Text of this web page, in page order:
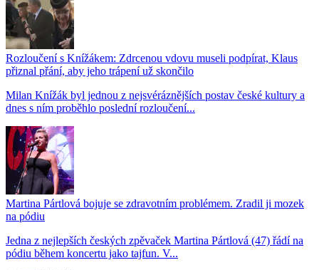
Rozloučení s Knížákem: Zdrcenou vdovu museli podpírat, Klaus
přiznal přání, aby jeho trápení už skončilo
Milan Knížák byl jednou z nejsvéráznějších postav české kultury a
dnes s ním proběhlo poslední rozloučení...
Martina Pártlová bojuje se zdravotním problémem. Zradil ji mozek
na pódiu
Jedna z nejlepších českých zpěvaček Martina Pártlová (47) řádí na
pódiu během koncertu jako tajfun. V...